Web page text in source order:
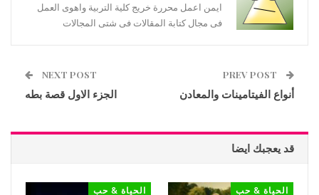
ايمن اعمل محررة خريج كلية التربية واهوى العمل
فى مجال كتابة المقالات فى شتى المجالات
أنواع الفيتامينات والمعادن
NEXT POST
الجزء الاول قصة بطه
قد يعجبك ايضا
الحياة & حب الحياة & حب